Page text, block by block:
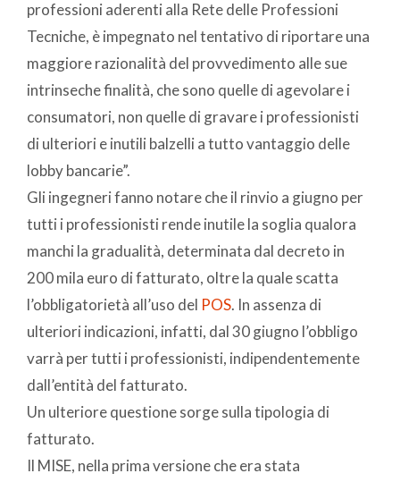
professioni aderenti alla Rete delle Professioni
Tecniche, è impegnato nel tentativo di riportare una
maggiore razionalità del provvedimento alle sue
intrinseche finalità, che sono quelle di agevolare i
consumatori, non quelle di gravare i professionisti
di ulteriori e inutili balzelli a tutto vantaggio delle
lobby bancarie”.
Gli ingegneri fanno notare che il rinvio a giugno per
tutti i professionisti rende inutile la soglia qualora
manchi la gradualità, determinata dal decreto in
200 mila euro di fatturato, oltre la quale scatta
l’obbligatorietà all’uso del POS. In assenza di
ulteriori indicazioni, infatti, dal 30 giugno l’obbligo
varrà per tutti i professionisti, indipendentemente
dall’entità del fatturato.
Un ulteriore questione sorge sulla tipologia di
fatturato.
Il MISE, nella prima versione che era stata